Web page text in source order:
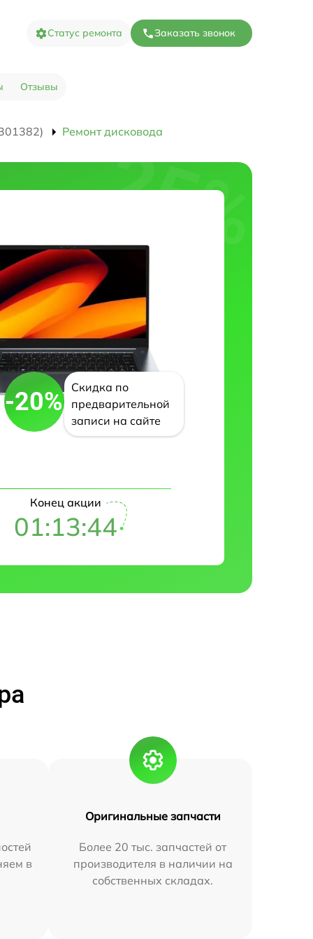
Статус ремонта Заказать звонок
Отзывы
Ремонт дисковода
-20%
Скидка по
предварительной
записи на сайте
Конец акции
01:13:43
в
Оригинальные запчасти
Более 20 тыс. запчастей от
производителя в наличии на
собственных складах.